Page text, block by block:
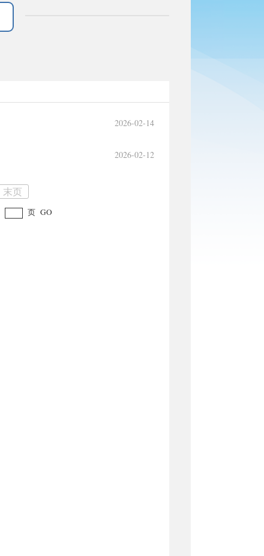
2026-02-14
2026-02-12
末页
页 GO